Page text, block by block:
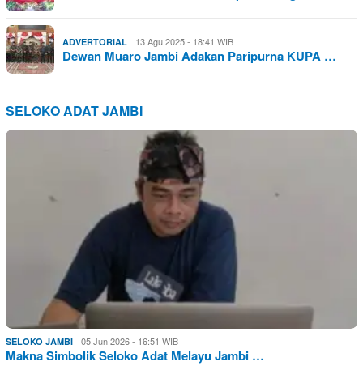
ADVERTORIAL 13 Agu 2025 - 18:41 WIB
Dewan Muaro Jambi Adakan Paripurna KUPA …
SELOKO ADAT JAMBI
SELOKO JAMBI 05 Jun 2026 - 16:51 WIB
Makna Simbolik Seloko Adat Melayu Jambi …